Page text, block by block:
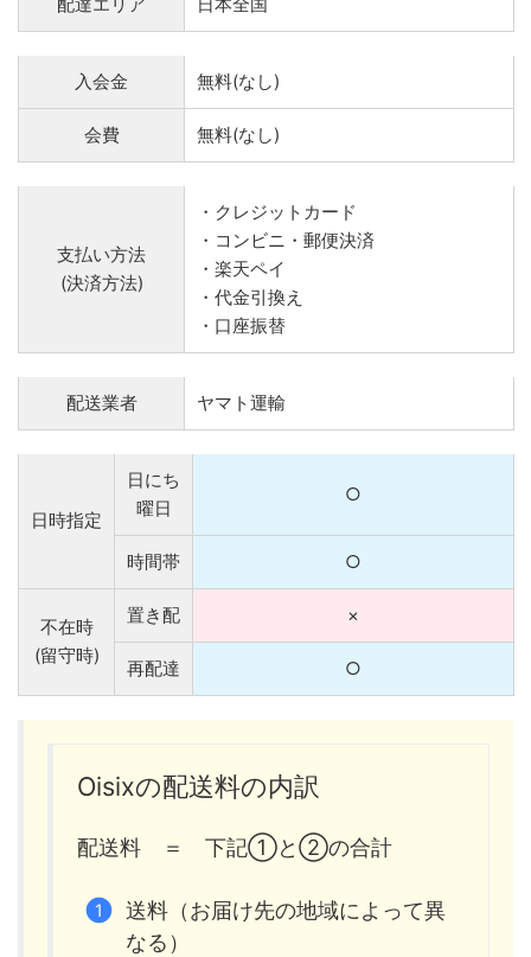
入会金 無料(なし)
会費 無料(なし)
支払い方法
(決済方法)
・クレジットカード
・コンビニ・郵便決済
・楽天ペイ
・代金引換え
・口座振替
配送業者 ヤマト運輸
日時指定
日にち
曜日
○
時間帯 ○
不在時
(留守時)
置き配 ×
再配達 ○
Oisixの配送料の内訳
配送料 ＝ 下記①と②の合計
送料（お届け先の地域によって異
なる）